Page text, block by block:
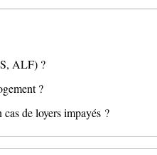
ALF) ?
?
de loyers impayés ?